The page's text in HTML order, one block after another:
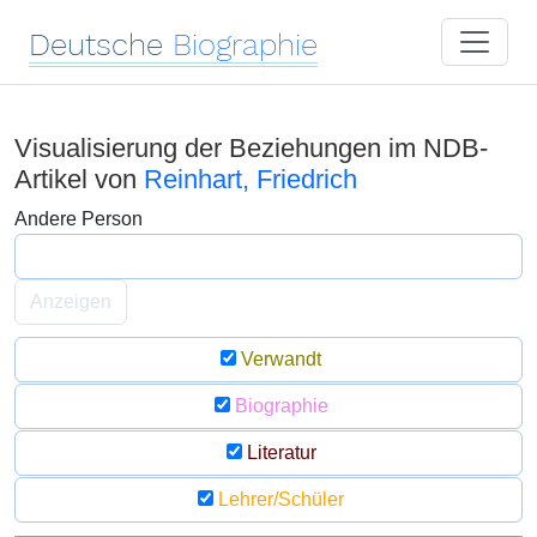
Deutsche Biographie
Visualisierung der Beziehungen im NDB-
Artikel von Reinhart, Friedrich
Andere Person
Anzeigen
Verwandt
Biographie
Literatur
Lehrer/Schüler